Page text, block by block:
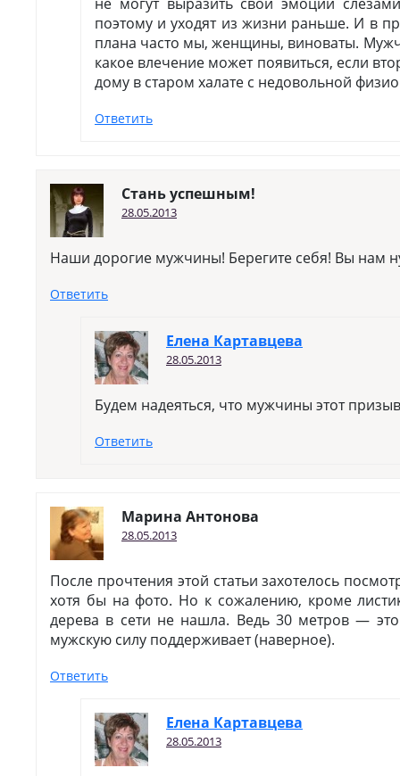
поэтому и уходят из жизни раньше. И в
плана часто мы, женщины, виноваты.
какое влечение может появиться, если
дому в старом халате с недовольной
Ответить
Стань успешным!
28.05.2013
Наши дорогие мужчины! Берегите себя! Вы нам
Ответить
Елена Картавцева
28.05.2013
Будем надеяться, что мужчины этот
Ответить
Марина Антонова
28.05.2013
После прочтения этой статьи захотелось
хотя бы на фото. Но к сожалению, кроме
дерева в сети не нашла. Ведь 30 метров —
мужскую силу поддерживает (наверное).
Ответить
Елена Картавцева
28.05.2013